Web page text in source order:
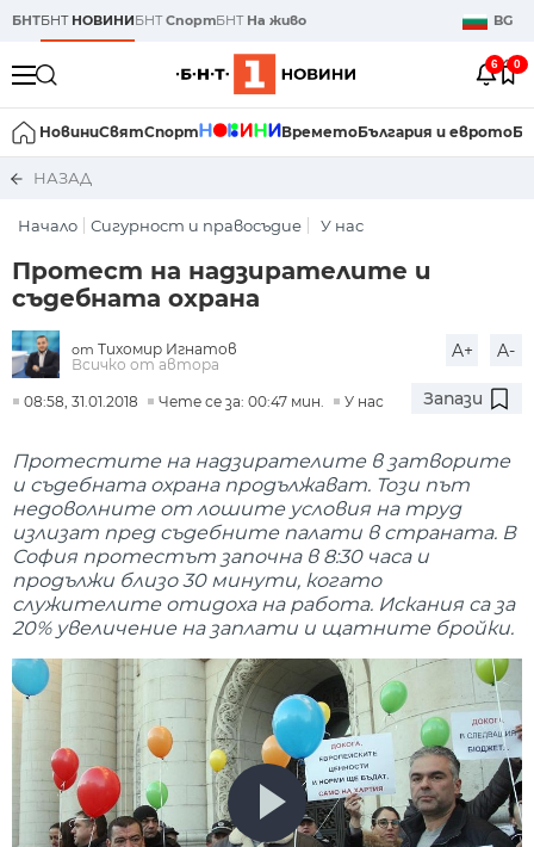
БНТБНТ НОВИНИБНТСпортБНТ На живо BG
6 0
НовиниСвятСпорт ВреметоБългария и еврото
НАЗАД
Начало Сигурност и правосъдие У нас
Протест на надзирателите и
съдебната охрана
от Тихомир Игнатов
Всичко от автора
A+ A-
08:58, 31.01.2018 Чете се за: 00:47 мин. У нас Запази
Протестите на надзирателите в затворите
и съдебната охрана продължават. Този път
недоволните от лошите условия на труд
излизат пред съдебните палати в страната. В
София протестът започна в 8:30 часа и
продължи близо 30 минути, когато
служителите отидоха на работа. Искания са за
20% увеличение на заплати и щатните бройки.